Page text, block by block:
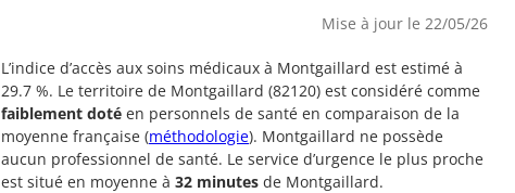
Mise à jour le 22/05/26
L’indice d’accès aux soins médicaux à Montgaillard est estimé à
29.7 %. Le territoire de Montgaillard (82120) est considéré comme
faiblement doté en personnels de santé en comparaison de la
moyenne française (méthodologie). Montgaillard ne possède
aucun professionnel de santé. Le service d’urgence le plus proche
est situé en moyenne à 32 minutes de Montgaillard.